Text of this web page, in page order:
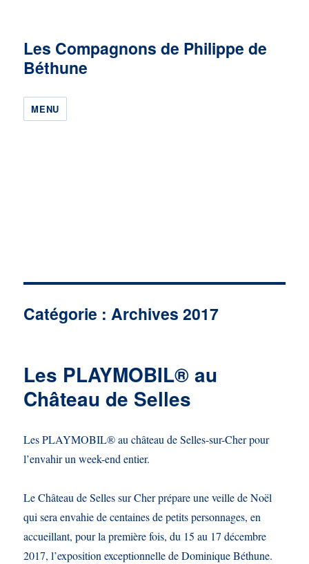
Les Compagnons de Philippe de
Béthune
MENU
Catégorie :Archives 2017
Les PLAYMOBIL® au
Château de Selles
Les PLAYMOBIL® au château de Selles-sur-Cher pour
l’envahir un week-end entier.
Le Château de Selles sur Cher prépare une veille de Noël
qui sera envahie de centaines de petits personnages, en
accueillant, pour la première fois, du 15 au 17 décembre
2017, l’exposition exceptionnelle de Dominique Béthune.